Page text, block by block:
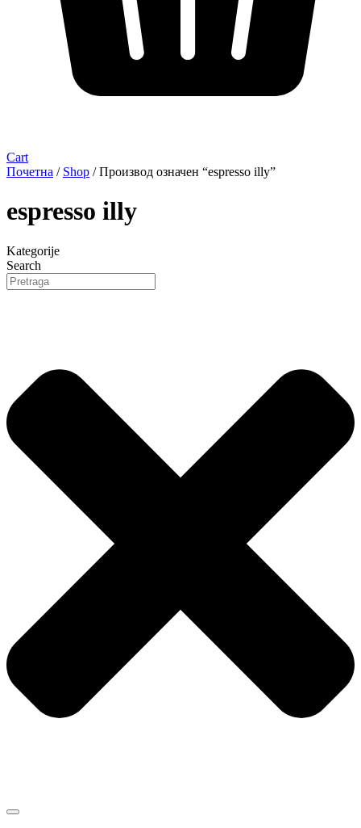
Cart
Почетна / Shop / Производ oзначен “espresso illy”
espresso illy
Kategorije
Search